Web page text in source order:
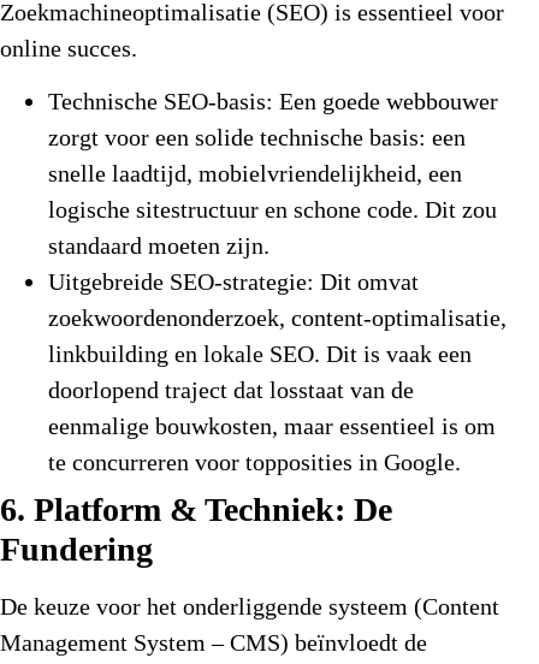
Zoekmachineoptimalisatie (SEO) is essentieel voor
online succes.
Technische SEO-basis: Een goede webbouwer
zorgt voor een solide technische basis: een
snelle laadtijd, mobielvriendelijkheid, een
logische sitestructuur en schone code. Dit zou
standaard moeten zijn.
Uitgebreide SEO-strategie: Dit omvat
zoekwoordenonderzoek, content-optimalisatie,
linkbuilding en lokale SEO. Dit is vaak een
doorlopend traject dat losstaat van de
eenmalige bouwkosten, maar essentieel is om
te concurreren voor topposities in Google.
6. Platform & Techniek: De
Fundering
De keuze voor het onderliggende systeem (Content
Management System – CMS) beïnvloedt de